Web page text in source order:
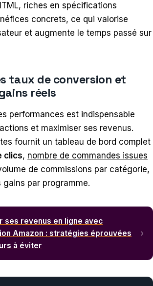
riches en spécifications
concrets, ce qui valorise
et augmente le temps passé sur
taux de conversion et
réels
performances est indispensable
et maximiser ses revenus.
fournit un tableau de bord complet
clics, nombre de commandes issues
de commissions par catégorie,
par programme.
ses revenus en ligne avec
Amazon : stratégies éprouvées
à éviter